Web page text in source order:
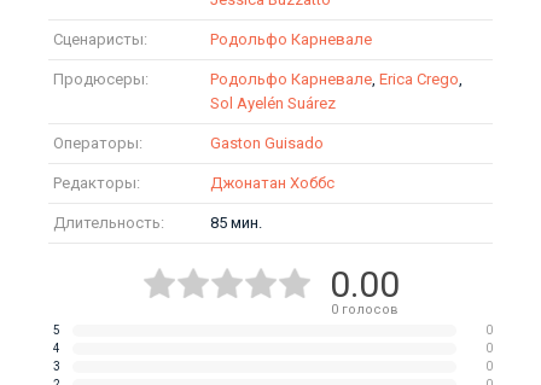
Сценаристы: Родольфо Карневале
Продюсеры: Родольфо Карневале, Erica Crego,
Sol Ayelén Suárez
Операторы: Gaston Guisado
Редакторы: Джонатан Хоббс
Длительность: 85 мин.
0.00
0голосов
5
0
4
0
3
0